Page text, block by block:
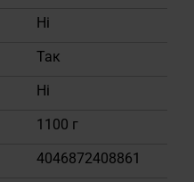
Ні
Так
Ні
1100 г
4046872408861